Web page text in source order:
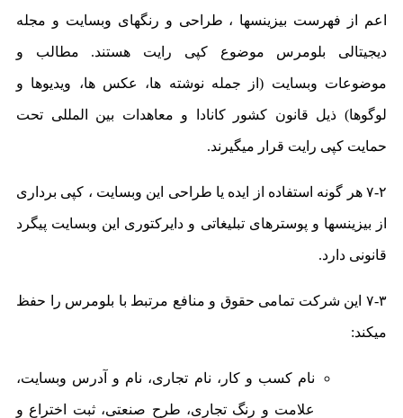
اعم از فهرست بیزینسها ،‌ طراحی و رنگهای وبسایت و مجله
دیجیتالی بلومرس موضوع کپی رایت هستند. مطالب و
موضوعات وبسایت (از جمله نوشته ها، عکس ها، ویدیوها و
لوگوها) ذیل قانون کشور کانادا و معاهدات بین المللی تحت
حمایت کپی رایت قرار میگیرند.
۷-۲ هر گونه استفاده از ایده یا طراحی این وبسایت ، کپی برداری
از بیزینسها و پوسترهای تبلیغاتی و دایرکتوری این وبسایت پیگرد
قانونی دارد.
۷-۳ این شرکت تمامی حقوق و منافع مرتبط با بلومرس را حفظ
میکند:
نام کسب و کار، نام تجاری، نام و آدرس وبسایت،
علامت و رنگ تجاری، طرح صنعتی، ثبت اختراع و